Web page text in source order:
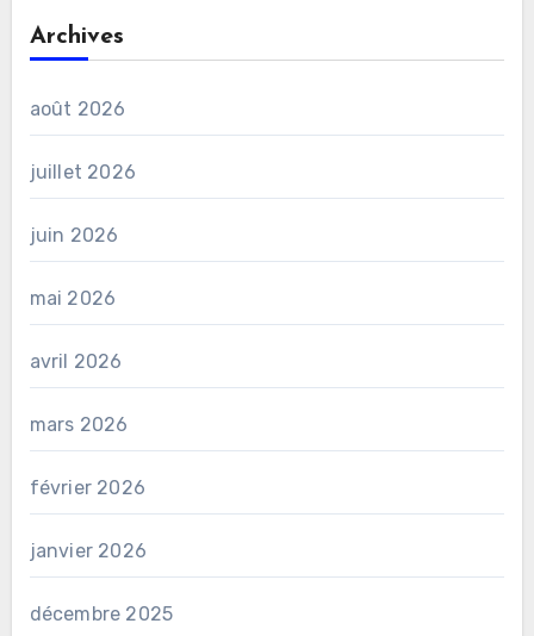
Archives
août 2026
juillet 2026
juin 2026
mai 2026
avril 2026
mars 2026
février 2026
janvier 2026
décembre 2025